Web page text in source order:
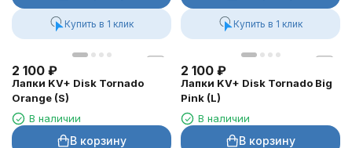
Купить в 1 клик Купить в 1 клик
2 100 ₽
Лапки KV+ Disk Tornado
Orange (S)
В наличии
В корзину
2 100 ₽
Лапки KV+ Disk Tornado Big
Pink (L)
В наличии
В корзину